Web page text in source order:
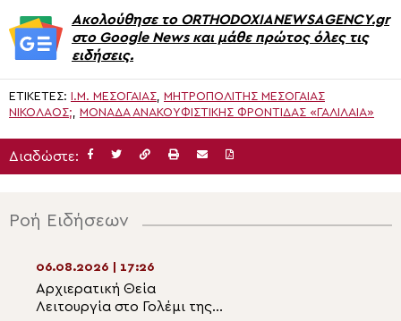
Ακολούθησε το ORTHODOXIANEWSAGENCY.gr
στο Google News και μάθε πρώτος όλες τις
ειδήσεις.
ΕΤΙΚΈΤΕΣ: Ι.Μ. ΜΕΣΟΓΑΊΑΣ, ΜΗΤΡΟΠΟΛΊΤΗΣ ΜΕΣΟΓΑΊΑΣ
ΝΙΚΌΛΑΟΣ;, ΜΟΝΆΔΑ ΑΝΑΚΟΥΦΙΣΤΙΚΉΣ ΦΡΟΝΤΊΔΑΣ «ΓΑΛΙΛΑΙΑ»
Διαδώστε:
Ροή Ειδήσεων
06.08.2026 | 17:26
Αρχιερατική Θεία
Λειτουργία στο Γολέμι της